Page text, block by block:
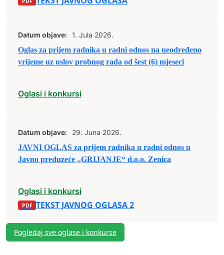
Datum objave:
1. Jula 2026.
Oglas za prijem radnika u radni odnos na neodređeno
vrijeme uz uslov probnog rada od šest (6) mjeseci
Oglasi i konkursi
Datum objave:
29. Juna 2026.
JAVNI OGLAS za prijem radnika u radni odnos u
Javno preduzeće „GRIJANJE“ d.o.o. Zenica
Oglasi i konkursi
TEKST JAVNOG OGLASA 2
Pogledaj sve oglase i konkurse